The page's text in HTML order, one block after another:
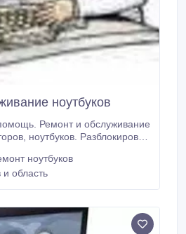
ноутбуков
Ремонт и обслуживание
Антивирусная защита.
и паролей. Выезд на дом.
ноутбуков
область